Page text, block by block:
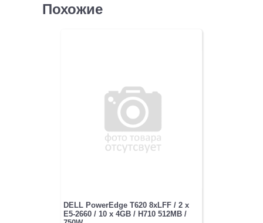
Похожие
DELL PowerEdge T620 8xLFF / 2 x
E5-2660 / 10 x 4GB / H710 512MB /